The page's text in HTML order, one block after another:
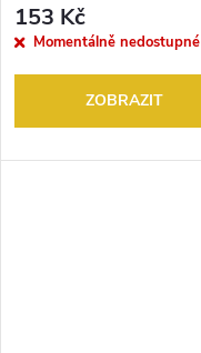
153 Kč
Momentálně nedostupné
ZOBRAZIT